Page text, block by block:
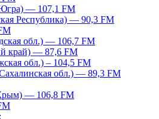
— 107,1 FM
Республика) — 90,3 FM
обл.) — 106,7 FM
край) — 87,6 FM
обл.) – 104,5 FM
обл.) — 89,3 FM
— 106,8 FM